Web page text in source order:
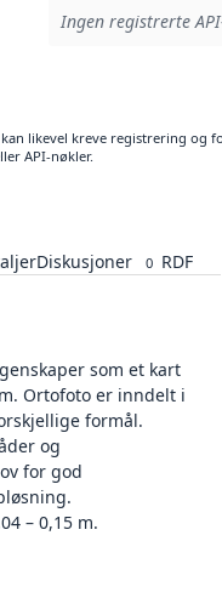
Ingen registrerte
likevel kreve registrering og
API-nøkler.
Diskusjoner 0 RDF
som et kart
Ortofoto er inndelt i
formål.
og
for god
– 0,15 m.